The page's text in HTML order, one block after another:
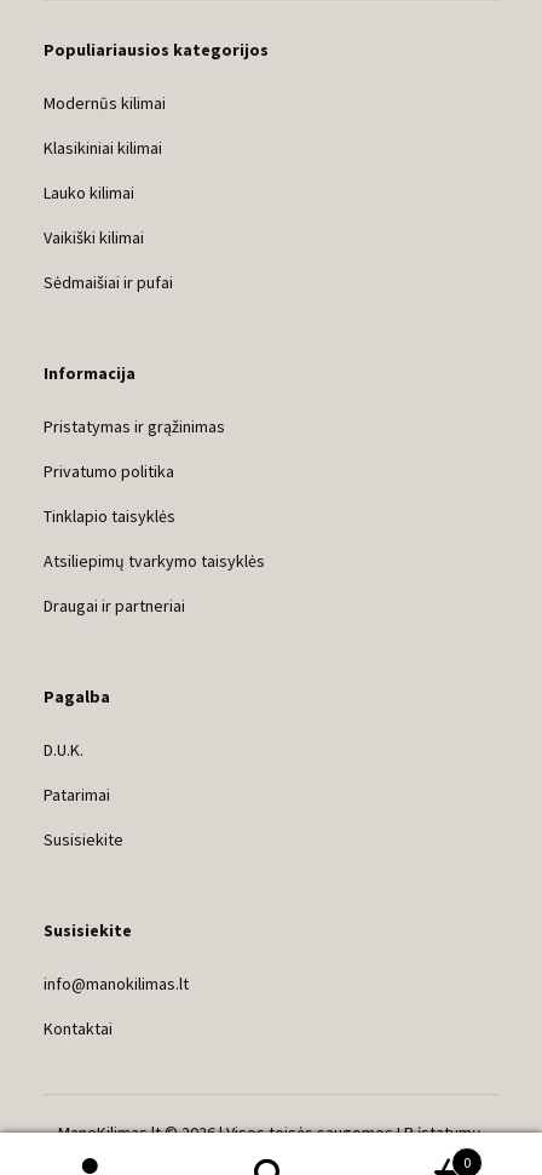
Populiariausios kategorijos
Modernūs kilimai
Klasikiniai kilimai
Lauko kilimai
Vaikiški kilimai
Sėdmaišiai ir pufai
Informacija
Pristatymas ir grąžinimas
Privatumo politika
Tinklapio taisyklės
Atsiliepimų tvarkymo taisyklės
Draugai ir partneriai
Pagalba
D.U.K.
Patarimai
Susisiekite
Susisiekite
info@manokilimas.lt
Kontaktai
ManoKilimas.lt © 2026 | Visos teisės saugomos LR įstatymų.
UAB VADERO
0